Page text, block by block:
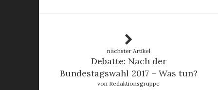
nächster Artikel
Debatte: Nach der
Bundestagswahl 2017 – Was tun?
von Redaktionsgruppe